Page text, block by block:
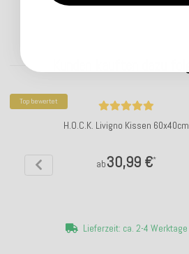
Top bewertet
H.O.C.K. Livigno Kissen 60x40cm
ab30,99 €*
Lieferzeit: ca. 2-4 Werktage